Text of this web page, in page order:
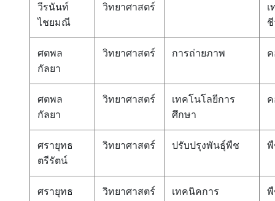
วีรนันท์
ไชยมณี
วิทยาศาสตร์
ศตพล
กัลยา
วิทยาศาสตร์ การถ่ายภาพ
ศตพล
กัลยา
วิทยาศาสตร์
เทคโนโลยีการ
ศึกษา
ศรายุทธ
ตรีรัตน์
วิทยาศาสตร์ ปรับปรุงพันธุ์พืช
ศรายุทธ
วิทยาศาสตร์
เทคนิคการ